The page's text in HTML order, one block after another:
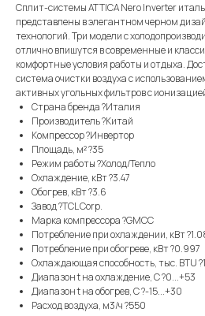
Сплит-системы ATTICA Nero Inverter
представлены в элегантном черном
технологий. Три модели с
отлично впишутся в современные и
комфортные условия работы и отдыха.
система очистки воздуха с
активных угольных фильтров с
Страна бренда ?Италия
Производитель ?Китай
Компрессор ?Инвертор
Площадь, м² ?35
Режим работы ?Холод/Тепло
Охлаждение, кВт ?3.47
Обогрев, кВт ?3.6
Завод ?TCL Corp.
Марка компрессора ?GMCC
Потребление при охлаждении, кВт
Потребление при обогреве, кВт ?0.997
Охлаждающая способность, тыс. BTU
Диапазон t на охлаждение, С ?0...+53
Диапазон t на обогрев, С ?-15...+30
Расход воздуха, м3/ч ?550